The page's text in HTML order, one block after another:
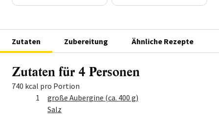
Zutaten Zubereitung Ähnliche Rezepte
Zutaten für 4 Personen
740 kcal pro Portion
Zutat
1
große Aubergine (ca. 400 g)
Salz